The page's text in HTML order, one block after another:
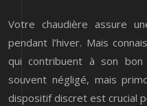
Votre chaudière assure
pendant l’hiver. Mais
qui contribuent à son bon
souvent négligé, mais
dispositif discret est crucial